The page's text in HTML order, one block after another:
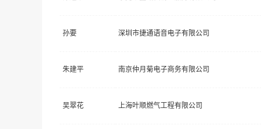
孙要 深圳市捷通语音电子有限公司
朱建平 南京仲月菊电子商务有限公司
吴翠花 上海叶顺燃气工程有限公司